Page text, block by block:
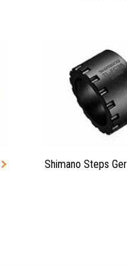
Shimano Steps